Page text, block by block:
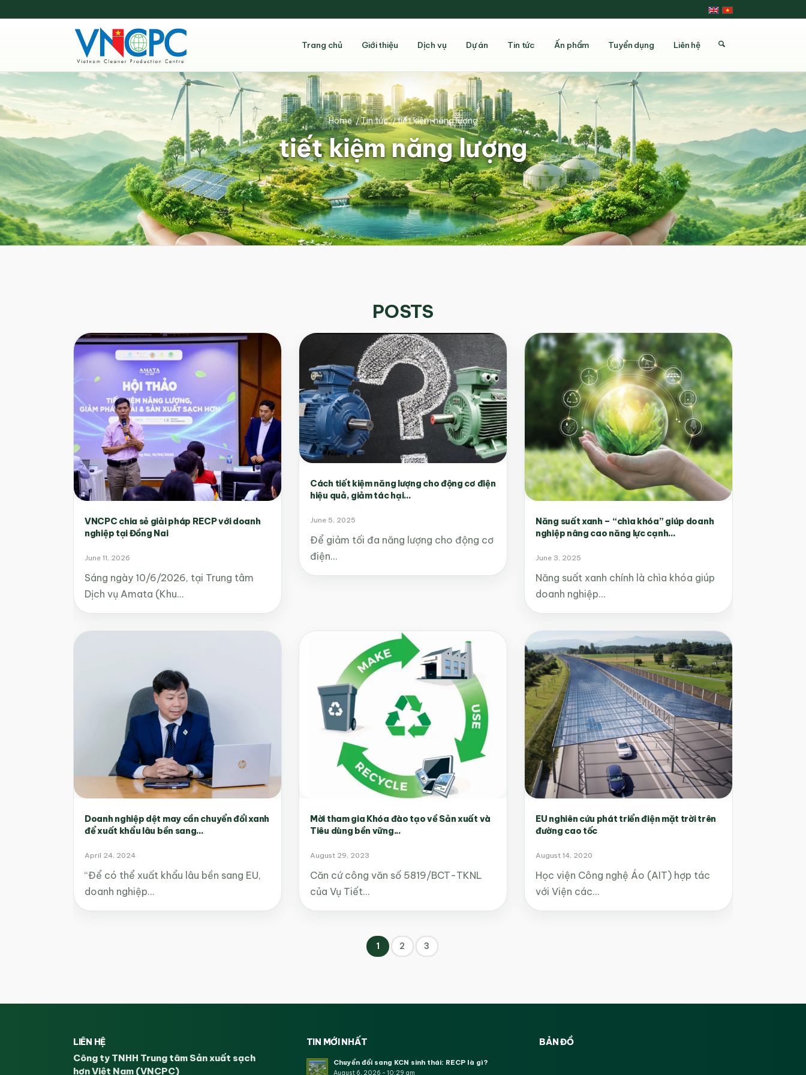
Trang chủ Giới thiệu Dịch vụ Dự án Tin tức Ấn phẩm Tuyển dụng Liên hệ
tiết kiệm năng lượng
Home /Tin tức /tiết kiệm năng lượng
POSTS
VNCPC chia sẻ giải pháp RECP với doanh
nghiệp tại Đồng Nai
June 11, 2026
Sáng ngày 10/6/2026, tại Trung tâm
Dịch vụ Amata (Khu…
Cách tiết kiệm năng lượng cho động cơ điện
hiệu quả, giảm tác hại...
June 5, 2025
Để giảm tối đa năng lượng cho động cơ
điện…
Năng suất xanh – “chìa khóa” giúp doanh
nghiệp nâng cao năng lực cạnh...
June 3, 2025
Năng suất xanh chính là chìa khóa giúp
doanh nghiệp…
Doanh nghiệp dệt may cần chuyển đổi xanh
để xuất khẩu lâu bền sang...
April 24, 2024
“Để có thể xuất khẩu lâu bền sang EU,
doanh nghiệp…
Mời tham gia Khóa đào tạo về Sản xuất và
Tiêu dùng bền vững...
August 29, 2023
Căn cứ công văn số 5819/BCT-TKNL
của Vụ Tiết…
EU nghiên cứu phát triển điện mặt trời trên
đường cao tốc
August 14, 2020
Học viện Công nghệ Áo (AIT) hợp tác
với Viện các…
1 2 3
LIÊN HỆ
Công ty TNHH Trung tâm Sản xuất sạch
hơn Việt Nam (VNCPC)
TIN MỚI NHẤT
Chuyển đổi sang KCN sinh thái: RECP là gì?
August 6, 2026 - 10:29 am
BẢN ĐỒ